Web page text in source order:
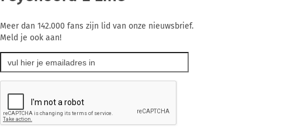
Meer dan 142.000 fans zijn lid van onze nieuwsbrief.
Meld je ook aan!